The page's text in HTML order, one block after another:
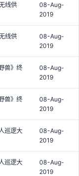
线供
08-Aug-
2019
线供
08-Aug-
2019
兽》终
08-Aug-
2019
兽》终
08-Aug-
2019
巡逻大
08-Aug-
2019
巡逻大
08-Aug-
2019